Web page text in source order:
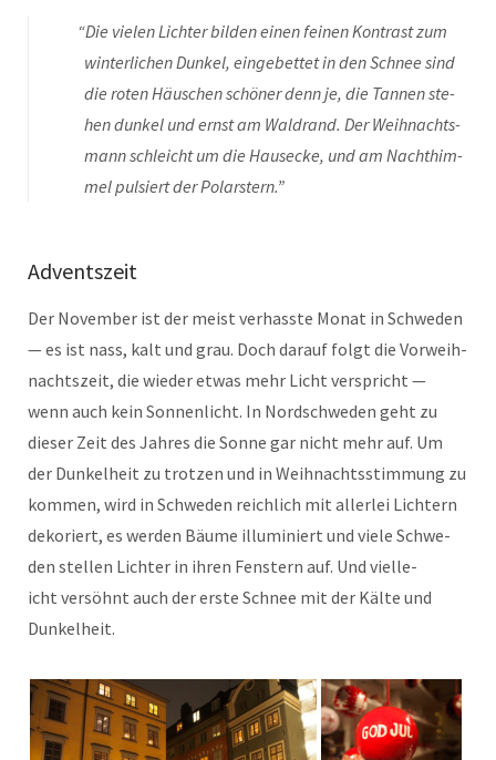
“Die vie­len Lichter bilden einen feinen Kon­trast zum
win­ter­lichen Dunkel, einge­bet­tet in den Schnee sind
die roten Häuschen schön­er denn je, die Tan­nen ste­
hen dunkel und ernst am Wal­drand. Der Wei­h­nachts­
mann schle­icht um die Hausecke, und am Nachthim­
mel pulsiert der Polarstern.”
Adventszeit
Der Novem­ber ist der meist ver­has­ste Monat in Schwe­den
— es ist nass, kalt und grau. Doch darauf fol­gt die Vor­wei­h­
nacht­szeit, die wieder etwas mehr Licht ver­spricht —
wenn auch kein Son­nen­licht. In Nord­schwe­den geht zu
dieser Zeit des Jahres die Sonne gar nicht mehr auf. Um
der Dunkel­heit zu trotzen und in Wei­h­nachtsstim­mung zu
kom­men, wird in Schwe­den reich­lich mit aller­lei Lichtern
deko­ri­ert, es wer­den Bäume illu­miniert und viele Schwe­
den stellen Lichter in ihren Fen­stern auf. Und vielle­
icht ver­söh­nt auch der erste Schnee mit der Kälte und
Dunkelheit.